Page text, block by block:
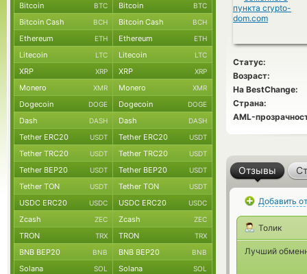
Статус:
Возраст:
На BestChange:
Страна:
AML-
Отзывы
Добавить
Толик
Лучший
Bitcoin BTC Bitcoin BTC
Bitcoin Cash BCH Bitcoin Cash BCH
Ethereum ETH Ethereum ETH
Litecoin LTC Litecoin LTC
XRP XRP XRP XRP
Monero XMR Monero XMR
Dogecoin DOGE Dogecoin DOGE
Dash DASH Dash DASH
Tether ERC20 USDT Tether ERC20 USDT
Tether TRC20 USDT Tether TRC20 USDT
Tether BEP20 USDT Tether BEP20 USDT
Tether TON USDT Tether TON USDT
USDC ERC20 USDC USDC ERC20 USDC
Zcash ZEC Zcash ZEC
TRON TRX TRON TRX
BNB BEP20 BNB BNB BEP20 BNB
Solana SOL Solana SOL